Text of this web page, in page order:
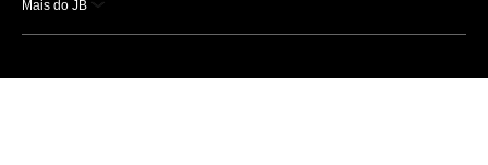
Mais do JB
Esportes